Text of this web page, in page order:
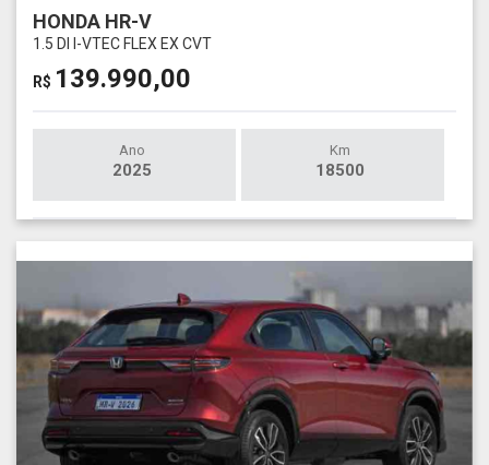
HONDA HR-V
1.5 DI I-VTEC FLEX EX CVT
R$ 139.990,00
Ano
2025
Km
18500